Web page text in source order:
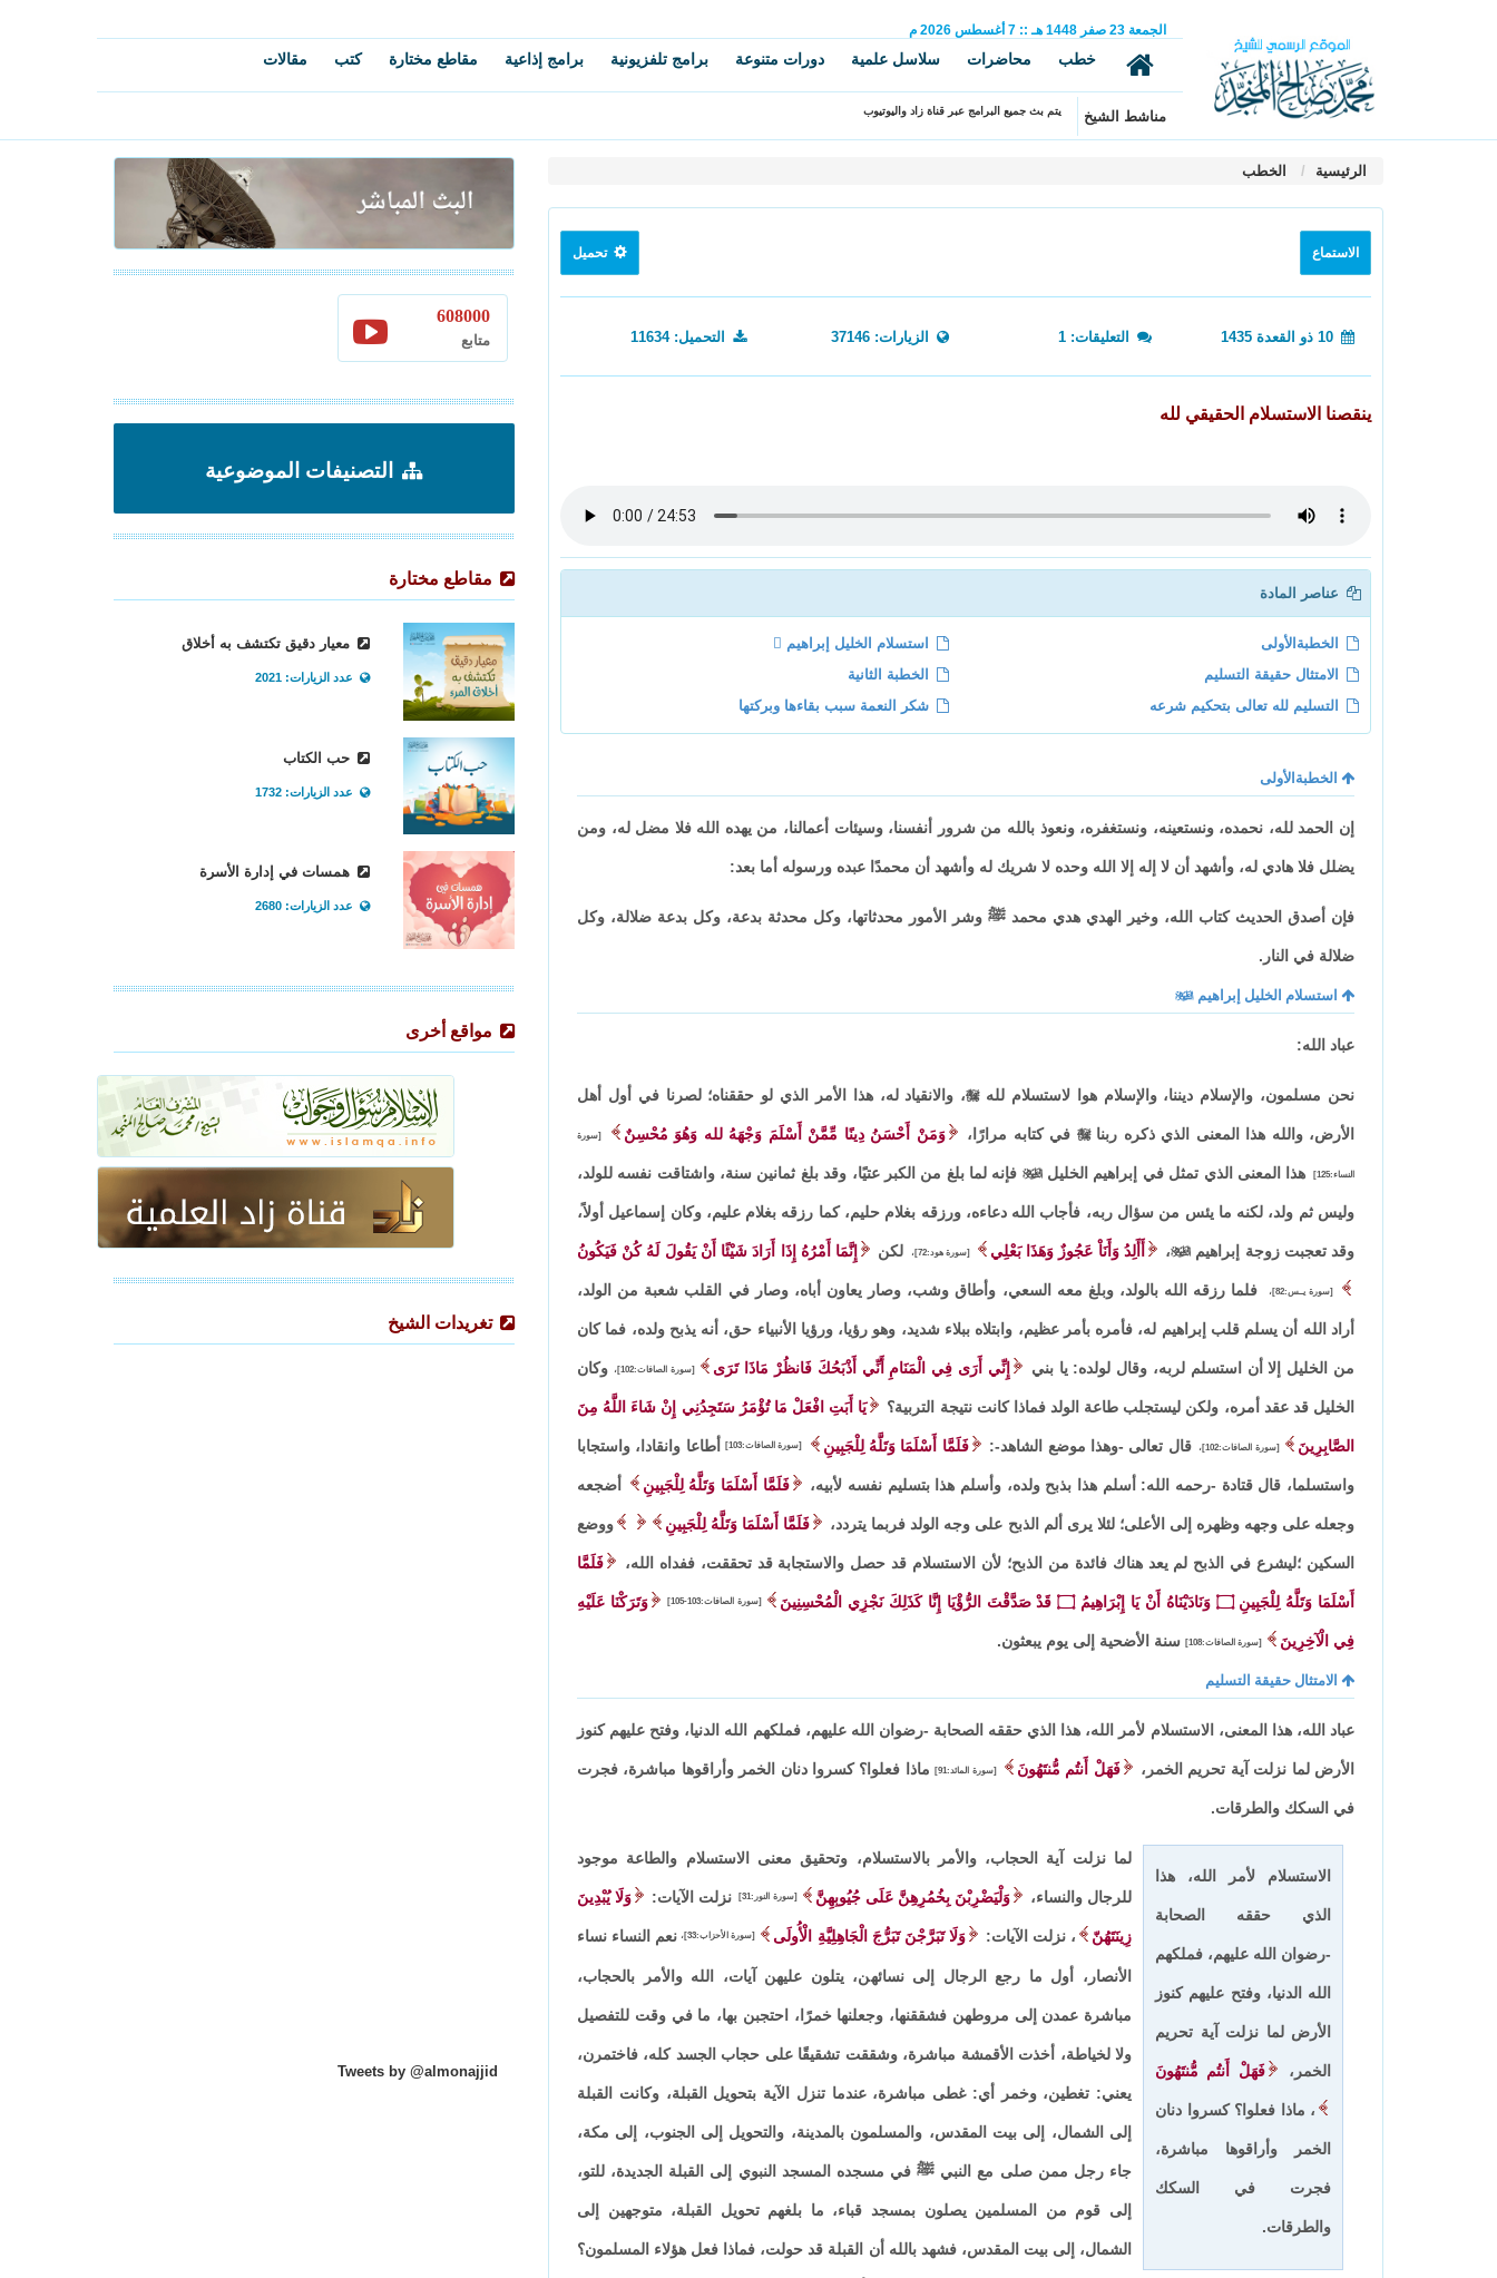
الجمعة 23 صفر 1448 هـ ::
7 أغسطس 2026 م
خطب محاضرات سلاسل علمية دورات متنوعة برامج تلفزيونية برامج إذاعية مقاطع مختارة كتب مقالات
مناشط الشيخ يتم بث جميع البرامج عبر قناة زاد واليوتيوب
الرئيسية الخطب
الاستماع تحميل
التعليقات: 1 الزيارات: 37146 التحميل: 11634
ينقصنا الاستسلام الحقيقي لله
عناصر المادة
الخطبةالأولى
استسلام الخليل إبراهيم 
الامتثال حقيقة التسليم
الخطبة الثانية
التسليم لله تعالى بتحكيم شرعه
شكر النعمة سبب بقاءها وبركتها
الخطبةالأولى
إن الحمد لله، نحمده، ونستعينه، ونستغفره، ونعوذ بالله من شرور أنفسنا، وسيئات أعمالنا، من يهده الله فلا مضل له، ومن
يضلل فلا هادي له، وأشهد أن لا إله إلا الله وحده لا شريك له وأشهد أن محمدًا عبده ورسوله أما بعد:
فإن أصدق الحديث كتاب الله، وخير الهدي هدي محمد ﷺ وشر الأمور محدثاتها، وكل محدثة بدعة، وكل بدعة ضلالة، وكل
ضلالة في النار.
استسلام الخليل إبراهيم 
عباد الله:
نحن مسلمون، والإسلام ديننا، والإسلام هوا لاستسلام لله، والانقياد له، هذا الأمر الذي لو حققناه؛ لصرنا في أول أهل
الأرض، والله هذا المعنى الذي ذكره ربنا في كتابه مرارًا، وَمَنْ أَحْسَنُ دِينًا مِّمَّنْ أَسْلَمَ وَجْهَهُ لله وَهُوَ مُحْسِنٌ [سورة
النساء:125] هذا المعنى الذي تمثل في إبراهيم الخليل فإنه لما بلغ من الكبر عتيًا، وقد بلغ ثمانين سنة، واشتاقت نفسه للولد،
وليس ثم ولد، لكنه ما يئس من سؤال ربه، فأجاب الله دعاءه، ورزقه بغلام حليم، كما رزقه بغلام عليم، وكان إسماعيل أولاً،
وقد تعجبت زوجة إبراهيم ، أَأَلِدُ وَأَنَاْ عَجُوزٌ وَهَذَا بَعْلِي [سورة هود:72]، لكن إِنَّمَا أَمْرُهُ إِذَا أَرَادَ شَيْئًا أَنْ يَقُولَ لَهُ كُنْ فَيَكُونُ
[سورة يــس:82]، فلما رزقه الله بالولد، وبلغ معه السعي، وأطاق وشب، وصار يعاون أباه، وصار في القلب شعبة من الولد،
أراد الله أن يسلم قلب إبراهيم له، فأمره بأمر عظيم، وابتلاه ببلاء شديد، وهو رؤيا، ورؤيا الأنبياء حق، أنه يذبح ولده، فما كان
من الخليل إلا أن استسلم لربه، وقال لولده: يا بني إِنِّي أَرَى فِي الْمَنَامِ أَنِّي أَذْبَحُكَ فَانظُرْ مَاذَا تَرَى [سورة الصافات:102]، وكان
الخليل قد عقد أمره، ولكن ليستجلب طاعة الولد فماذا كانت نتيجة التربية؟ يَا أَبَتِ افْعَلْ مَا تُؤْمَرُ سَتَجِدُنِي إِنْ شَاءَ اللَّهُ مِنَ
الصَّابِرِينَ [سورة الصافات:102]، قال تعالى -وهذا موضع الشاهد-: فَلَمَّا أَسْلَمَا وَتَلَّهُ لِلْجَبِينِ [سورة الصافات:103] أطاعا وانقادا، واستجابا
واستسلما، قال قتادة -رحمه الله: أسلم هذا بذبح ولده، وأسلم هذا بتسليم نفسه لأبيه، فَلَمَّا أَسْلَمَا وَتَلَّهُ لِلْجَبِينِ أضجعه
وجعله على وجهه وظهره إلى الأعلى؛ لئلا يرى ألم الذبح على وجه الولد فربما يتردد، فَلَمَّا أَسْلَمَا وَتَلَّهُ لِلْجَبِينِ ووضع
السكين ؛ليشرع في الذبح لم يعد هناك فائدة من الذبح؛ لأن الاستسلام قد حصل والاستجابة قد تحققت، ففداه الله، فَلَمَّا
أَسْلَمَا وَتَلَّهُ لِلْجَبِينِ ۝ وَنَادَيْنَاهُ أَنْ يَا إِبْرَاهِيمُ ۝ قَدْ صَدَّقْتَ الرُّؤْيَا إِنَّا كَذَلِكَ نَجْزِي الْمُحْسِنِينَ [سورة الصافات:103-105] وَتَرَكْنَا عَلَيْهِ
فِي الْآخِرِينَ [سورة الصافات:108] سنة الأضحية إلى يوم يبعثون.
الامتثال حقيقة التسليم
عباد الله، هذا المعنى، الاستسلام لأمر الله، هذا الذي حققه الصحابة -رضوان الله عليهم، فملكهم الله الدنيا، وفتح عليهم كنوز
الأرض لما نزلت آية تحريم الخمر، فَهَلْ أَنتُم مُّنتَهُونَ [سورة المائد:91] ماذا فعلوا؟ كسروا دنان الخمر وأراقوها مباشرة، فجرت
في السكك والطرقات.
الاستسلام لأمر الله، هذا
الذي حققه الصحابة
-رضوان الله عليهم، فملكهم
الله الدنيا، وفتح عليهم كنوز
الأرض لما نزلت آية تحريم
الخمر، فَهَلْ أَنتُم مُّنتَهُونَ
، ماذا فعلوا؟ كسروا دنان
الخمر وأراقوها مباشرة،
فجرت في السكك
والطرقات.
لما نزلت آية الحجاب، والأمر بالاستسلام، وتحقيق معنى الاستسلام والطاعة موجود
للرجال والنساء، وَلْيَضْرِبْنَ بِخُمُرِهِنَّ عَلَى جُيُوبِهِنَّ [سورة النور:31] نزلت الآيات: وَلَا يُبْدِينَ
زِينَتَهُنّ ، نزلت الآيات: وَلَا تَبَرَّجْنَ تَبَرُّجَ الْجَاهِلِيَّةِ الْأُولَى [سورة الأحزاب:33]، نعم النساء نساء
الأنصار، أول ما رجع الرجال إلى نسائهن، يتلون عليهن آيات، الله والأمر بالحجاب،
مباشرة عمدن إلى مروطهن فشققنها، وجعلنها خمرًا، احتجبن بها، ما في وقت للتفصيل
ولا لخياطة، أخذت الأقمشة مباشرة، وشققت تشقيقًا على حجاب الجسد كله، فاختمرن،
يعني: تغطين، وخمر أي: غطى مباشرة، عندما تنزل الآية بتحويل القبلة، وكانت القبلة
إلى الشمال، إلى بيت المقدس، والمسلمون بالمدينة، والتحويل إلى الجنوب، إلى مكة،
جاء رجل ممن صلى مع النبي ﷺ في مسجده المسجد النبوي إلى القبلة الجديدة، للتو،
إلى قوم من المسلمين يصلون بمسجد قباء، ما بلغهم تحويل القبلة، متوجهين إلى
الشمال، إلى بيت المقدس، فشهد بالله أن القبلة قد حولت، فماذا فعل هؤلاء المسلمون؟
608000
متابع
التصنيفات الموضوعية
مقاطع مختارة
معيار دقيق تكتشف به أخلاق
عدد الزيارات: 2021
حب الكتاب
عدد الزيارات: 1732
همسات في إدارة الأسرة
عدد الزيارات: 2680
مواقع أخرى
تغريدات الشيخ
Tweets by @almonajjid